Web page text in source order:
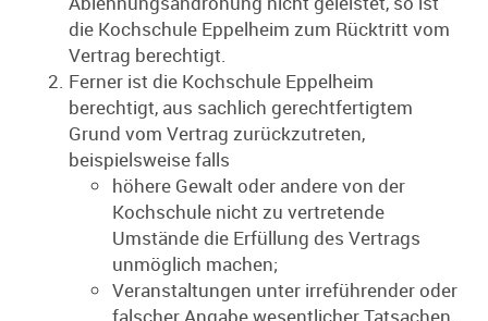
die Kochschule Eppelheim zum Rücktritt vom
Vertrag berechtigt.
Ferner ist die Kochschule Eppelheim
berechtigt, aus sachlich gerechtfertigtem
Grund vom Vertrag zurückzutreten,
beispielsweise falls
höhere Gewalt oder andere von der
Kochschule nicht zu vertretende
Umstände die Erfüllung des Vertrags
unmöglich machen;
Veranstaltungen unter irreführender oder